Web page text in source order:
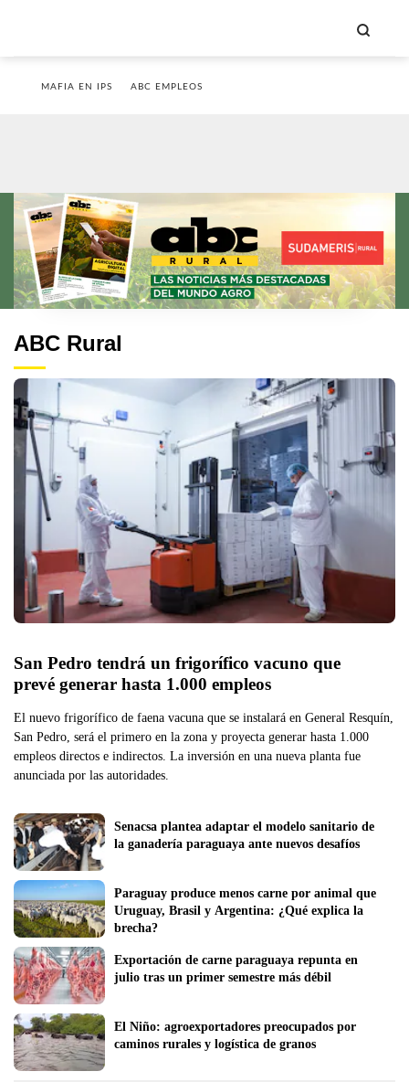
MAFIA EN IPS ABC EMPLEOS
ABC Rural
San Pedro tendrá un frigorífico vacuno que
El nuevo frigorífico de faena vacuna que se instalará en General Resquín,
San Pedro, será el primero en la zona y proyecta generar hasta 1.000
empleos directos e indirectos. La inversión en una nueva planta fue
anunciada por las autoridades.
Senacsa plantea adaptar el modelo sanitario de
la ganadería paraguaya ante nuevos desafíos
Paraguay produce menos carne por animal que
Uruguay, Brasil y Argentina: ¿Qué explica la
Exportación de carne paraguaya repunta en
El Niño: agroexportadores preocupados por
caminos rurales y logística de granos